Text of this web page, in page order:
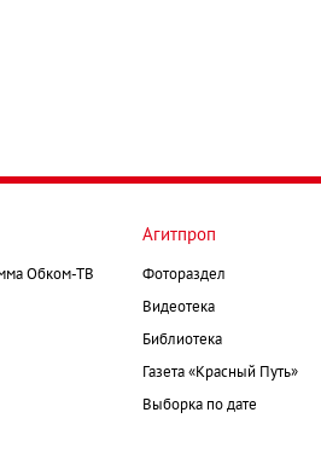
Обком-ТВ
Агитпроп
Фотораздел
Видеотека
Библиотека
Газета «Красный Путь»
Выборка по дате